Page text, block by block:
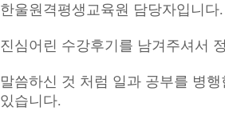
한울원격평생교육원 담당자입니다.
진심어린 수강후기를 남겨주셔서
말씀하신 것 처럼 일과 공부를 병
있습니다.